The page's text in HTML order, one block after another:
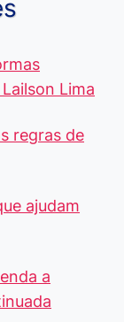
Lima
regras de
ajudam
a